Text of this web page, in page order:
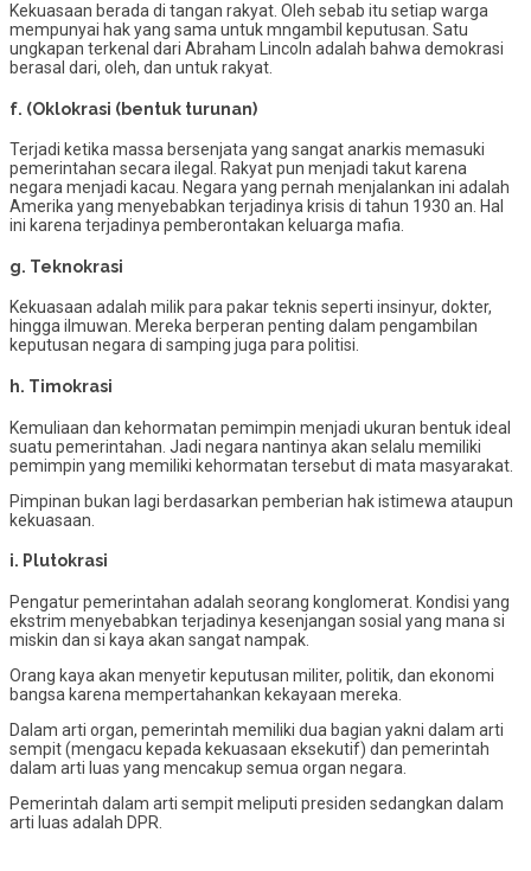
Kekuasaan berada di tangan rakyat. Oleh sebab itu setiap warga
mempunyai hak yang sama untuk mngambil keputusan. Satu
ungkapan terkenal dari Abraham Lincoln adalah bahwa demokrasi
berasal dari, oleh, dan untuk rakyat.
f. (Oklokrasi (bentuk turunan)
Terjadi ketika massa bersenjata yang sangat anarkis memasuki
pemerintahan secara ilegal. Rakyat pun menjadi takut karena
negara menjadi kacau. Negara yang pernah menjalankan ini adalah
Amerika yang menyebabkan terjadinya krisis di tahun 1930 an. Hal
ini karena terjadinya pemberontakan keluarga mafia.
g. Teknokrasi
Kekuasaan adalah milik para pakar teknis seperti insinyur, dokter,
hingga ilmuwan. Mereka berperan penting dalam pengambilan
keputusan negara di samping juga para politisi.
h. Timokrasi
Kemuliaan dan kehormatan pemimpin menjadi ukuran bentuk ideal
suatu pemerintahan. Jadi negara nantinya akan selalu memiliki
pemimpin yang memiliki kehormatan tersebut di mata masyarakat.
Pimpinan bukan lagi berdasarkan pemberian hak istimewa ataupun
kekuasaan.
i. Plutokrasi
Pengatur pemerintahan adalah seorang konglomerat. Kondisi yang
ekstrim menyebabkan terjadinya kesenjangan sosial yang mana si
miskin dan si kaya akan sangat nampak.
Orang kaya akan menyetir keputusan militer, politik, dan ekonomi
bangsa karena mempertahankan kekayaan mereka.
Dalam arti organ, pemerintah memiliki dua bagian yakni dalam arti
sempit (mengacu kepada kekuasaan eksekutif) dan pemerintah
dalam arti luas yang mencakup semua organ negara.
Pemerintah dalam arti sempit meliputi presiden sedangkan dalam
arti luas adalah DPR.